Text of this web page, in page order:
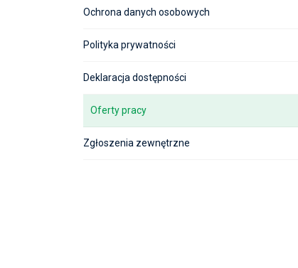
Ochrona danych osobowych
Polityka prywatności
Deklaracja dostępności
Oferty pracy
Zgłoszenia zewnętrzne